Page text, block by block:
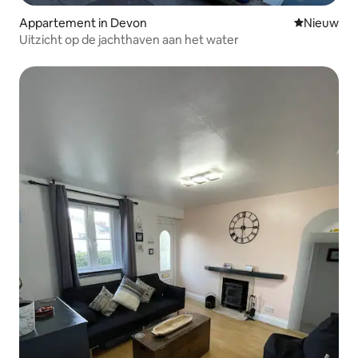
Appartement in Devon Nieuwe
Nieuw
Uitzicht op de jachthaven aan het water